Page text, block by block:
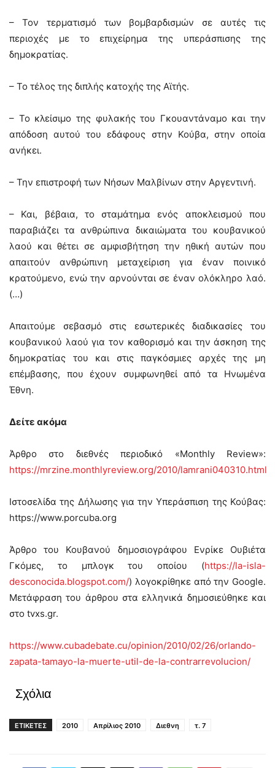
– Τον τερματισμό των βομβαρδισμών σε αυτές τις
περιοχές με το επιχείρημα της υπεράσπισης της
δημοκρατίας.
– Το τέλος της διπλής κατοχής της Αϊτής.
– Το κλείσιμο της φυλακής του Γκουαντάναμο και την
απόδοση αυτού του εδάφους στην Κούβα, στην οποία
ανήκει.
– Την επιστροφή των Νήσων Μαλβίνων στην Αργεντινή.
– Και, βέβαια, το σταμάτημα ενός αποκλεισμού που
παραβιάζει τα ανθρώπινα δικαιώματα του κουβανικού
λαού και θέτει σε αμφισβήτηση την ηθική αυτών που
απαιτούν ανθρώπινη μεταχείριση για έναν ποινικό
κρατούμενο, ενώ την αρνούνται σε έναν ολόκληρο λαό.
(…)
Απαιτούμε σεβασμό στις εσωτερικές διαδικασίες του
κουβανικού λαού για τον καθορισμό και την άσκηση της
δημοκρατίας του και στις παγκόσμιες αρχές της μη
επέμβασης, που έχουν συμφωνηθεί από τα Ηνωμένα
Έθνη.
Δείτε ακόμα
Άρθρο στο διεθνές περιοδικό «Monthly Review»:
https://mrzine.monthlyreview.org/2010/lamrani040310.html
Ιστοσελίδα της Δήλωσης για την Υπεράσπιση της Κούβας:
https://www.porcuba.org
Άρθρο του Κουβανού δημοσιογράφου Ενρίκε Ουβιέτα
Γκόμες, το μπλογκ του οποίου (https://la-isla-
desconocida.blogspot.com/) λογοκρίθηκε από την Google.
Μετάφραση του άρθρου στα ελληνικά δημοσιεύθηκε και
στο tvxs.gr.
https://www.cubadebate.cu/opinion/2010/02/26/orlando-
zapata-tamayo-la-muerte-util-de-la-contrarrevolucion/
Σχόλια
ΕΤΙΚΕΤΕΣ 2010 Απρίλιος 2010 Διεθνη τ. 7